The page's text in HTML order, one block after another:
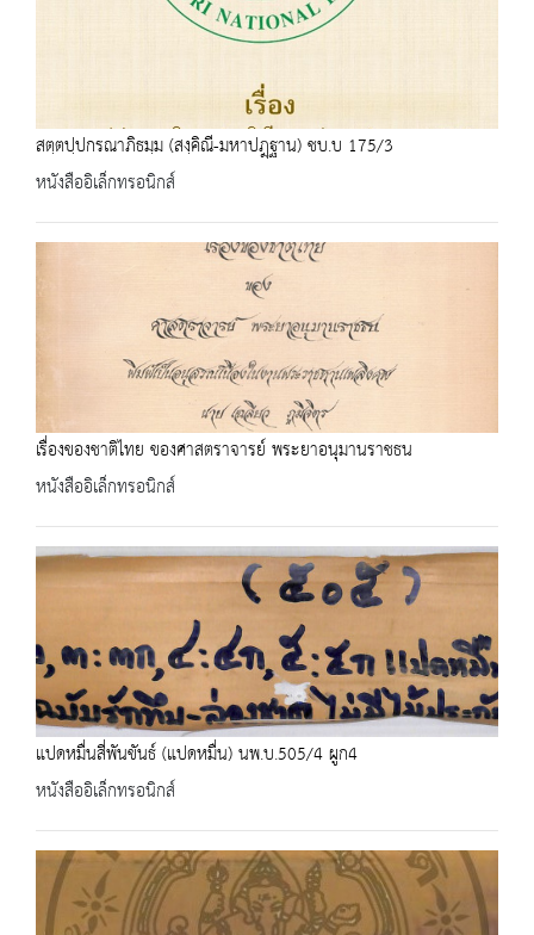
สตฺตปฺปกรณาภิธมฺม (สงฺคิณี-มหาปฎฺฐาน) ชบ.บ 175/3
หนังสืออิเล็กทรอนิกส์
เรื่องของชาติไทย ของศาสตราจารย์ พระยาอนุมานราชธน
หนังสืออิเล็กทรอนิกส์
แปดหมื่นสี่พันขันธ์ (แปดหมื่น) นพ.บ.505/4 ผูก4
หนังสืออิเล็กทรอนิกส์